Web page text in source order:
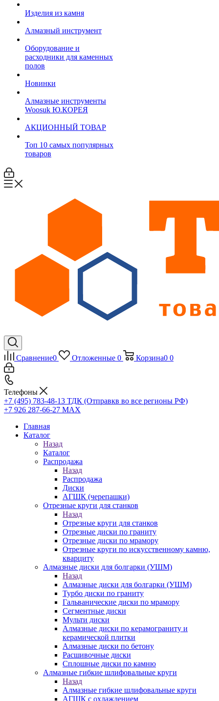
Изделия из камня
Алмазный инструмент
Оборудование и
расходники для каменных
полов
Новинки
Алмазные инструменты
Woosuk Ю.КОРЕЯ
АКЦИОННЫЙ ТОВАР
Топ 10 самых популярных
товаров
Сравнение0 Отложенные 0 Корзина0 0
Телефоны
+7 (495) 783-48-13 ТДК (Отправкв во все регионы РФ)
+7 926 287-66-27 МАХ
Главная
Каталог
Назад
Каталог
Распродажа
Назад
Распродажа
Диски
АГШК (черепашки)
Отрезные круги для станков
Назад
Отрезные круги для станков
Отрезные диски по граниту
Отрезные диски по мрамору
Отрезные круги по искусственному камню,
кварциту
Алмазные диски для болгарки (УШМ)
Назад
Алмазные диски для болгарки (УШМ)
Турбо диски по граниту
Гальванические диски по мрамору
Сегментные диски
Мульти диски
Алмазные диски по керамограниту и
керамической плитки
Алмазные диски по бетону
Расшивочные диски
Сплошные диски по камню
Алмазные гибкие шлифовальные круги
Назад
Алмазные гибкие шлифовальные круги
АГШК с охлаждением